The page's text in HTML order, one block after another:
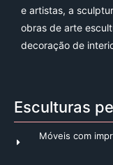
e artistas, a
obras de arte
decoração de
Esculturas
Móveis com